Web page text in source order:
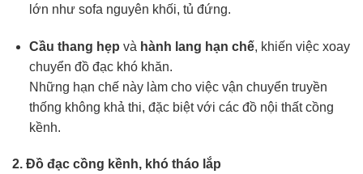
lớn như sofa nguyên khối, tủ đứng.
Cầu thang hẹp và hành lang hạn chế, khiến việc xoay
chuyển đồ đạc khó khăn.
Những hạn chế này làm cho việc vận chuyển truyền
thống không khả thi, đặc biệt với các đồ nội thất cồng
kềnh.
2. Đồ đạc cồng kềnh, khó tháo lắp